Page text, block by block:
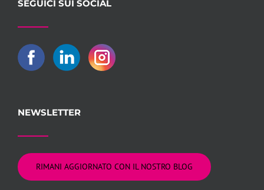
SEGUICI SUI SOCIAL
NEWSLETTER
RIMANI AGGIORNATO CON IL NOSTRO BLOG